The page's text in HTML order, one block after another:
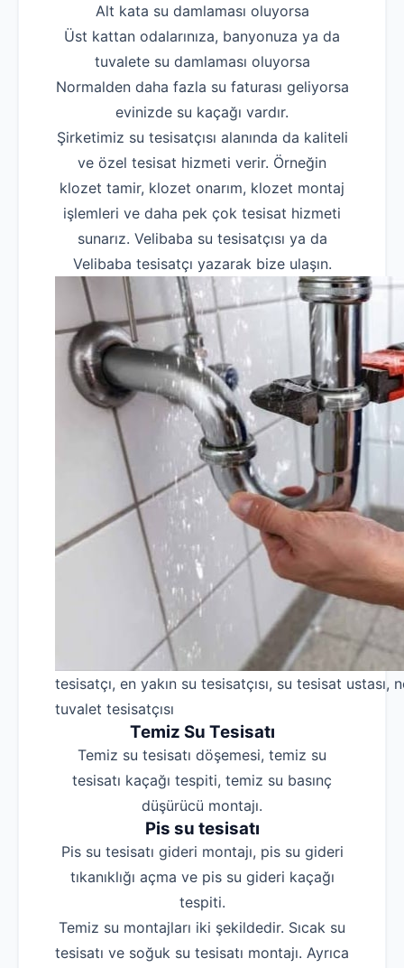
Alt kata su damlaması oluyorsa
Üst kattan odalarınıza, banyonuza ya da
tuvalete su damlaması oluyorsa
Normalden daha fazla su faturası geliyorsa
evinizde su kaçağı vardır.
Şirketimiz su tesisatçısı alanında da kaliteli
ve özel tesisat hizmeti verir. Örneğin
klozet tamir, klozet onarım, klozet montaj
işlemleri ve daha pek çok tesisat hizmeti
sunarız. Velibaba su tesisatçısı ya da
Velibaba tesisatçı yazarak bize ulaşın.
tesisatçı, en yakın su tesisatçısı, su tesisat
tuvalet tesisatçısı
Temiz Su Tesisatı
Temiz su tesisatı döşemesi, temiz su
tesisatı kaçağı tespiti, temiz su basınç
düşürücü montajı.
Pis su tesisatı
Pis su tesisatı gideri montajı, pis su gideri
tıkanıklığı açma ve pis su gideri kaçağı
tespiti.
Temiz su montajları iki şekildedir. Sıcak su
tesisatı ve soğuk su tesisatı montajı. Ayrıca